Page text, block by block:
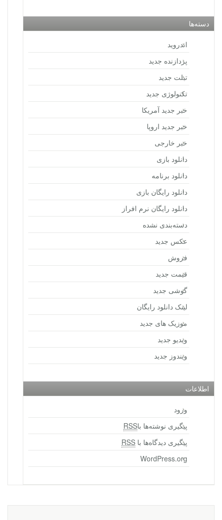
دسته‌ها
اندروید
پردازنده جدید
تبلت جدید
تکنولوژی جدید
خبر جدید آمریکا
خبر جدید اروپا
خبر خارجی
دانلود بازی
دانلود برنامه
دانلود رایگان بازی
دانلود رایگان نرم افراز
دسته‌بندی نشده
عکس جدید
فروش
قیمت جدید
گوشی جدید
لینک دانلود رایگان
موزیک های جدید
ویدیو جدید
ویندوز جدید
اطلاعات
ورود
پیگیری نوشته‌ها باRSS
پیگیری دیدگاه‌ها با RSS
WordPress.org